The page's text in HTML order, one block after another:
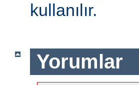
kullanılır.
Yorumlar